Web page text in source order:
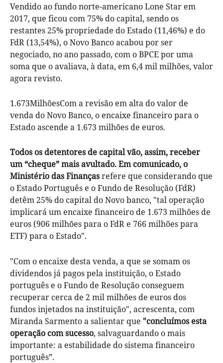
Vendido ao fundo norte-americano Lone Star em
2017, que ficou com 75% do capital, sendo os
restantes 25% propriedade do Estado (11,46%) e do
FdR (13,54%), o Novo Banco acabou por ser
negociado, no ano passado, com o BPCE por uma
soma que o avaliava, à data, em 6,4 mil milhões, valor
agora revisto.
1.673MilhõesCom a revisão em alta do valor de
venda do Novo Banco, o encaixe financeiro para o
Estado ascende a 1.673 milhões de euros.
Todos os detentores de capital vão, assim, receber
um “cheque” mais avultado. Em comunicado, o
Ministério das Finançasrefere que considerando que
o Estado Português e o Fundo de Resolução (FdR)
detêm 25% do capital do Novo banco, "tal operação
implicará um encaixe financeiro de 1.673 milhões de
euros (906 milhões para o FdR e 766 milhões para
ETF) para o Estado".
"Com o encaixe desta venda, a que se somam os
dividendos já pagos pela instituição, o Estado
português e o Fundo de Resolução conseguem
recuperar cerca de 2 mil milhões de euros dos
fundos injetados na instituição", acrescenta, com
Miranda Sarmento a salientar que "concluímos esta
operação com sucesso, salvaguardando o mais
importante: a estabilidade do sistema financeiro
português”.